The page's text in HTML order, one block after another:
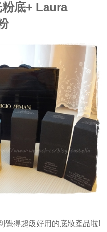
底+ Laura
覺得超級好用的底妝產品啦!